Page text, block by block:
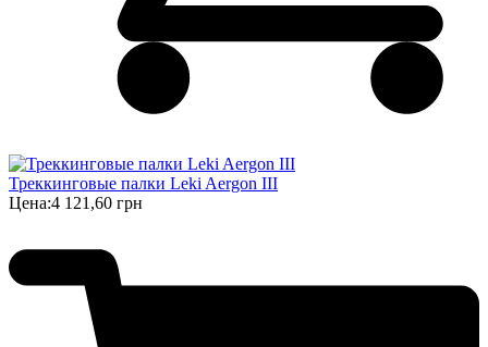
Треккинговые палки Leki Aergon III
Цена:4 121,60 грн